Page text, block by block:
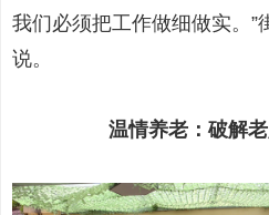
我们必须把工作做细做实。”
说。
温情养老：破解